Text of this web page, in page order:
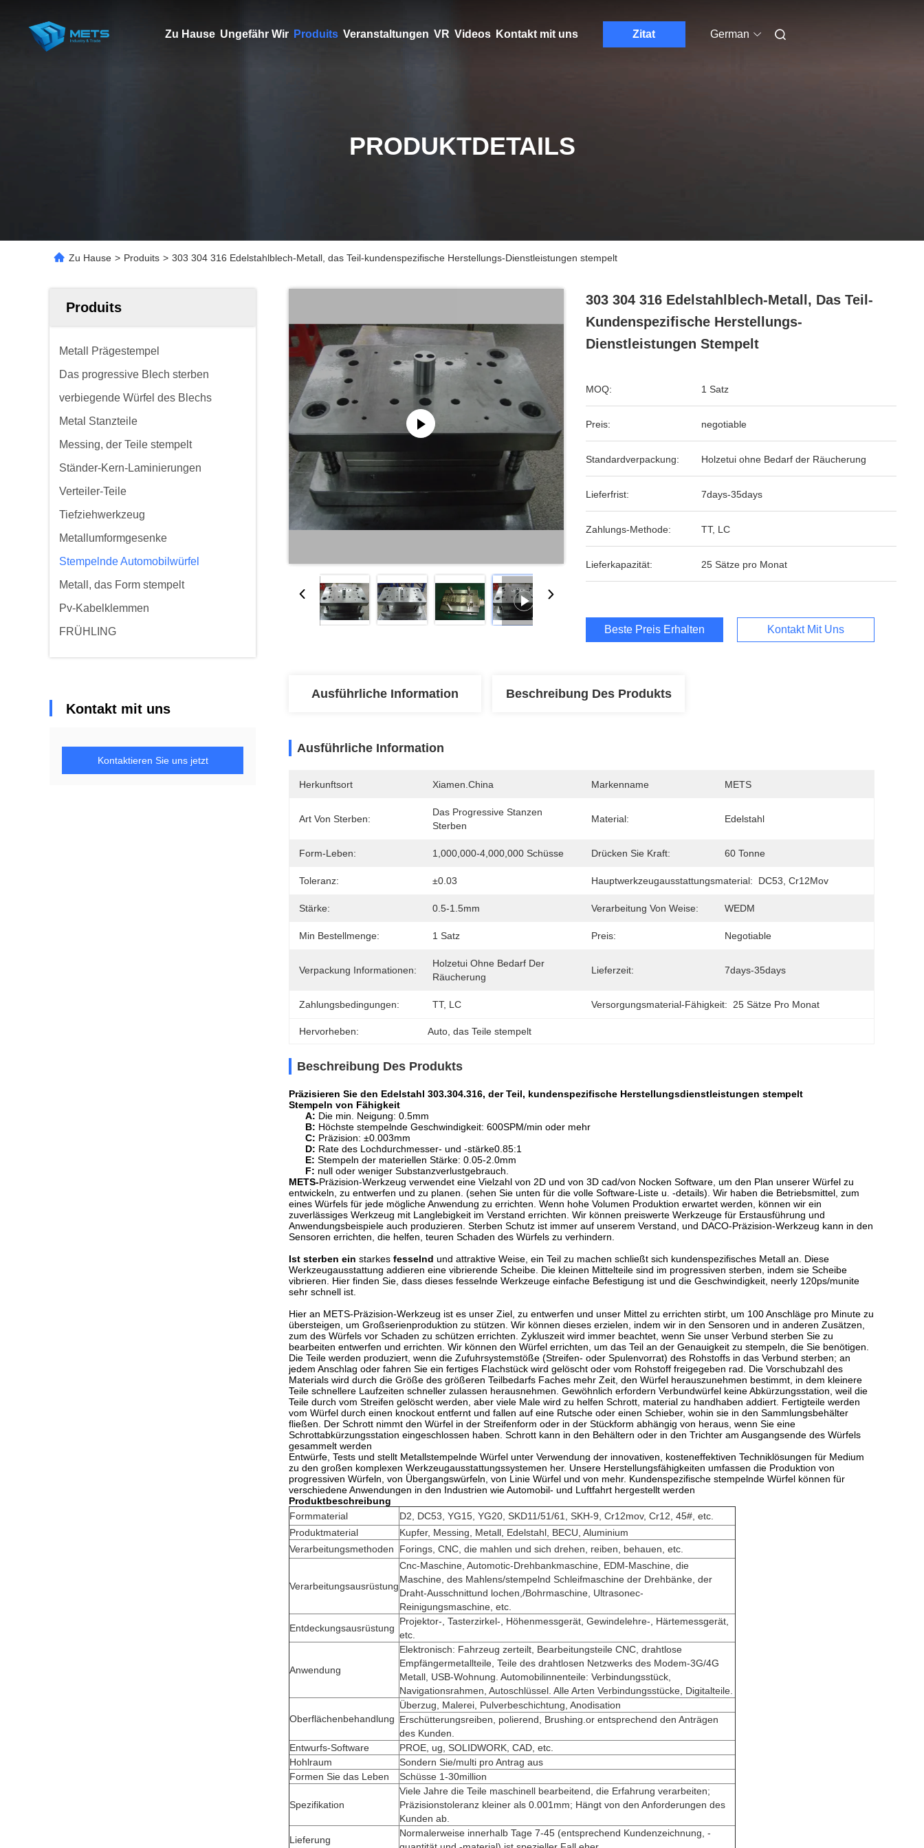
Zu Hause Ungefähr Wir Produits Veranstaltungen VR Videos Kontakt mit uns Zitat German
PRODUKTDETAILS
Zu Hause > Produits > 303 304 316 Edelstahlblech-Metall, das Teil-kundenspezifische Herstellungs-Dienstleistungen stempelt
Produits
Metall Prägestempel
Das progressive Blech sterben
verbiegende Würfel des Blechs
Metal Stanzteile
Messing, der Teile stempelt
Ständer-Kern-Laminierungen
Verteiler-Teile
Tiefziehwerkzeug
Metallumformgesenke
Stempelnde Automobilwürfel
Metall, das Form stempelt
Pv-Kabelklemmen
FRÜHLING
Kontakt mit uns
Kontaktieren Sie uns jetzt
303 304 316 Edelstahlblech-Metall, Das Teil-
Kundenspezifische Herstellungs-
Dienstleistungen Stempelt
MOQ: 1 Satz
Preis: negotiable
Standardverpackung: Holzetui ohne Bedarf der Räucherung
Lieferfrist: 7days-35days
Zahlungs-Methode: TT, LC
Lieferkapazität: 25 Sätze pro Monat
Beste Preis Erhalten Kontakt Mit Uns
Ausführliche Information Beschreibung Des Produkts
Ausführliche Information
Herkunftsort Xiamen.China Markenname METS
Art Von Sterben:
Das Progressive Stanzen
Sterben
Material: Edelstahl
Form-Leben: 1,000,000-4,000,000 Schüsse Drücken Sie Kraft: 60 Tonne
Toleranz: ±0.03 Hauptwerkzeugausstattungsmaterial: DC53, Cr12Mov
Stärke: 0.5-1.5mm Verarbeitung Von Weise: WEDM
Min Bestellmenge: 1 Satz Preis: Negotiable
Verpackung Informationen:
Holzetui Ohne Bedarf Der
Räucherung
Lieferzeit: 7days-35days
Zahlungsbedingungen: TT, LC Versorgungsmaterial-Fähigkeit: 25 Sätze Pro Monat
Hervorheben: Auto , das Teile stempelt
Beschreibung Des Produkts
Präzisieren Sie den Edelstahl 303.304.316, der Teil, kundenspezifische Herstellungsdienstleistungen stempelt
Stempeln von Fähigkeit
A: Die min. Neigung: 0.5mm
B: Höchste stempelnde Geschwindigkeit: 600SPM/min oder mehr
C: Präzision: ±0.003mm
D: Rate des Lochdurchmesser- und -stärke0.85:1
E: Stempeln der materiellen Stärke: 0.05-2.0mm
F: null oder weniger Substanzverlustgebrauch.
METS-Präzision-Werkzeug verwendet eine Vielzahl von 2D und von 3D cad/von Nocken Software, um den Plan unserer Würfel zu
entwickeln, zu entwerfen und zu planen. (sehen Sie unten für die volle Software-Liste u. -details). Wir haben die Betriebsmittel, zum
eines Würfels für jede mögliche Anwendung zu errichten. Wenn hohe Volumen Produktion erwartet werden, können wir ein
zuverlässiges Werkzeug mit Langlebigkeit im Verstand errichten. Wir können preiswerte Werkzeuge für Erstausführung und
Anwendungsbeispiele auch produzieren. Sterben Schutz ist immer auf unserem Verstand, und DACO-Präzision-Werkzeug kann in den
Sensoren errichten, die helfen, teuren Schaden des Würfels zu verhindern.
Ist sterben ein starkes fesselnd und attraktive Weise, ein Teil zu machen schließt sich kundenspezifisches Metall an. Diese
Werkzeugausstattung addieren eine vibrierende Scheibe. Die kleinen Mittelteile sind im progressiven sterben, indem sie Scheibe
vibrieren. Hier finden Sie, dass dieses fesselnde Werkzeuge einfache Befestigung ist und die Geschwindigkeit, neerly 120ps/munite
sehr schnell ist.
Hier an METS-Präzision-Werkzeug ist es unser Ziel, zu entwerfen und unser Mittel zu errichten stirbt, um 100 Anschläge pro Minute zu
übersteigen, um Großserienproduktion zu stützen. Wir können dieses erzielen, indem wir in den Sensoren und in anderen Zusätzen,
zum des Würfels vor Schaden zu schützen errichten. Zykluszeit wird immer beachtet, wenn Sie unser Verbund sterben Sie zu
bearbeiten entwerfen und errichten. Wir können den Würfel errichten, um das Teil an der Genauigkeit zu stempeln, die Sie benötigen.
Die Teile werden produziert, wenn die Zufuhrsystemstöße (Streifen- oder Spulenvorrat) des Rohstoffs in das Verbund sterben; an
jedem Anschlag oder fahren Sie ein fertiges Flachstück wird gelöscht oder vom Rohstoff freigegeben rad. Die Vorschubzahl des
Materials wird durch die Größe des größeren Teilbedarfs Faches mehr Zeit, den Würfel herauszunehmen bestimmt, in dem kleinere
Teile schnellere Laufzeiten schneller zulassen herausnehmen. Gewöhnlich erfordern Verbundwürfel keine Abkürzungsstation, weil die
Teile durch vom Streifen gelöscht werden, aber viele Male wird zu helfen Schrott, material zu handhaben addiert. Fertigteile werden
vom Würfel durch einen knockout entfernt und fallen auf eine Rutsche oder einen Schieber, wohin sie in den Sammlungsbehälter
fließen. Der Schrott nimmt den Würfel in der Streifenform oder in der Stückform abhängig von heraus, wenn Sie eine
Schrottabkürzungsstation eingeschlossen haben. Schrott kann in den Behältern oder in den Trichter am Ausgangsende des Würfels
gesammelt werden
Entwürfe, Tests und stellt Metallstempelnde Würfel unter Verwendung der innovativen, kosteneffektiven Techniklösungen für Medium
zu den großen komplexen Werkzeugausstattungssystemen her. Unsere Herstellungsfähigkeiten umfassen die Produktion von
progressiven Würfeln, von Übergangswürfeln, von Linie Würfel und von mehr. Kundenspezifische stempelnde Würfel können für
verschiedene Anwendungen in den Industrien wie Automobil- und Luftfahrt hergestellt werden
Produktbeschreibung
Formmaterial
D2, DC53, YG15, YG20, SKD11/51/61, SKH-9, Cr12mov, Cr12 45#, etc.
Produktmaterial
Kupfer, Messing, Metall, Edelstahl, BECU, Aluminium
Verarbeitungsmethoden
Forings, CNC, die mahlen und sich drehen, reiben, behauen, etc.
Verarbeitungsausrüstung
Cnc-Maschine, Automotic-Drehbankmaschine, EDM-Maschine, die
Maschine, des Mahlens/stempelnd Schleifmaschine der Drehbänke, der
Draht-Ausschnittund lochen,/Bohrmaschine, Ultrasonec-
Reinigungsmaschine, etc.
Entdeckungsausrüstung
Projektor-, Tasterzirkel-, Höhenmessgerät, Gewindelehre-, Härtemessgerät,
etc.
Anwendung
Elektronisch: Fahrzeug zerteilt, Bearbeitungsteile CNC, drahtlose
Empfängermetallteile, Teile des drahtlosen Netzwerks des Modem-3G/4G
Metall, USB-Wohnung. Automobilinnenteile: Verbindungsstück,
Navigationsrahmen, Autoschlüssel. Alle Arten Verbindungsstücke, Digitalteile.
Oberflächenbehandlung
Überzug, Malerei, Pulverbeschichtung, Anodisation
Erschütterungsreiben, polierend, Brushing.or entsprechend den Anträgen
des Kunden.
Entwurfs-Software
PROE, ug, SOLIDWORK, CAD, etc.
Hohlraum
Sondern Sie/multi pro Antrag aus
Formen Sie das Leben
Schüsse 1-30million
Spezifikation
Viele Jahre die Teile maschinell bearbeitend, die Erfahrung verarbeiten;
Präzisionstoleranz kleiner als 0.001mm; Hängt von den Anforderungen des
Kunden ab.
Lieferung
Normalerweise innerhalb Tage 7-45 (entsprechend Kundenzeichnung, -